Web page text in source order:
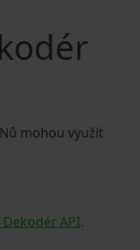
mohou využít
Dekodér API.